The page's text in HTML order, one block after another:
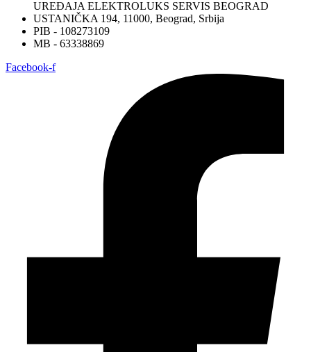
UREĐAJA ELEKTROLUKS SERVIS BEOGRAD
USTANIČKA 194, 11000, Beograd, Srbija
PIB - 108273109
MB - 63338869
Facebook-f